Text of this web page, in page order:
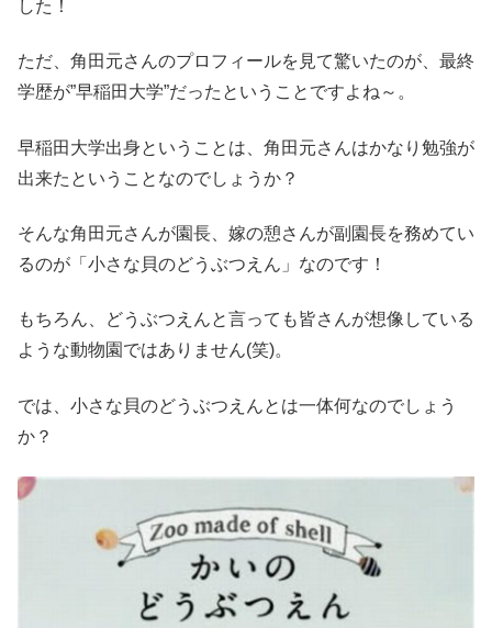
した！
ただ、角田元さんのプロフィールを見て驚いたのが、最終
学歴が”早稲田大学”だったということですよね～。
早稲田大学出身ということは、角田元さんはかなり勉強が
出来たということなのでしょうか？
そんな角田元さんが園長、嫁の憩さんが副園長を務めてい
るのが「小さな貝のどうぶつえん」なのです！
もちろん、どうぶつえんと言っても皆さんが想像している
ような動物園ではありません(笑)。
では、小さな貝のどうぶつえんとは一体何なのでしょう
か？